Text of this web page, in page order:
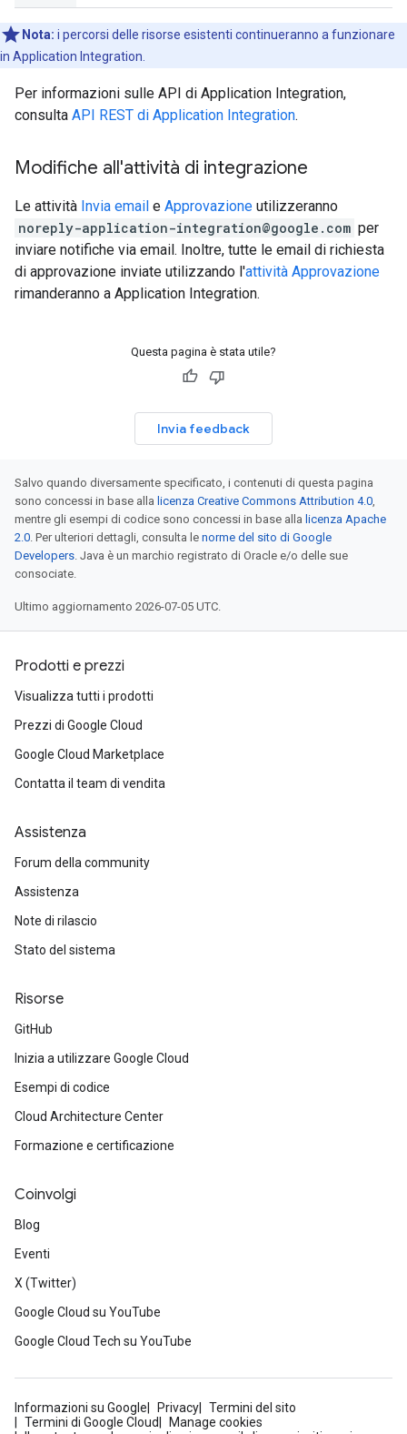
Nota: i percorsi delle risorse esistenti continueranno a funzionare
in Application Integration.
Per informazioni sulle API di Application Integration,
consulta API REST di Application Integration.
Modifiche all'attività di integrazione
Le attività Invia email e Approvazione utilizzeranno
noreply-application-integration@google.com per
inviare notifiche via email. Inoltre, tutte le email di richiesta
di approvazione inviate utilizzando l'attività Approvazione
rimanderanno a Application Integration.
Questa pagina è stata utile?
Invia feedback
Salvo quando diversamente specificato, i contenuti di questa pagina
sono concessi in base alla licenza Creative Commons Attribution 4.0
mentre gli esempi di codice sono concessi in base alla licenza Apache
2.0 . Per ulteriori dettagli, consulta le norme del sito di Google
Developers . Java è un marchio registrato di Oracle e/o delle sue
consociate.
Ultimo aggiornamento 2026-07-05 UTC.
Prodotti e prezzi
Visualizza tutti i prodotti
Prezzi di Google Cloud
Google Cloud Marketplace
Contatta il team di vendita
Assistenza
Forum della community
Assistenza
Note di rilascio
Stato del sistema
Risorse
GitHub
Inizia a utilizzare Google Cloud
Esempi di codice
Cloud Architecture Center
Formazione e certificazione
Coinvolgi
Blog
Eventi
X (Twitter)
Google Cloud su YouTube
Google Cloud Tech su YouTube
Informazioni su Google Privacy
Termini del sito
Termini di Google Cloud
Manage cookies